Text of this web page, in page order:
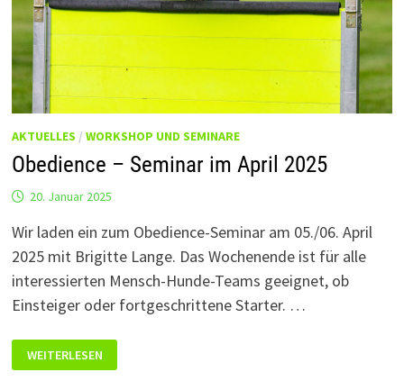
AKTUELLES / WORKSHOP UND SEMINARE
Obedience – Seminar im April 2025
20. Januar 2025
Wir laden ein zum Obedience-Seminar am 05./06. April
2025 mit Brigitte Lange. Das Wochenende ist für alle
interessierten Mensch-Hunde-Teams geeignet, ob
Einsteiger oder fortgeschrittene Starter. …
–
SEMINAR
WEITERLESEN